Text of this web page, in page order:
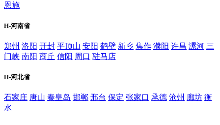
恩施
H-河南省
郑州 洛阳 开封 平顶山 安阳 鹤壁 新乡 焦作 濮阳 许昌 漯河 三
门峡 南阳 商丘 信阳 周口 驻马店
H-河北省
石家庄 唐山 秦皇岛 邯郸 邢台 保定 张家口 承德 沧州 廊坊 衡
水